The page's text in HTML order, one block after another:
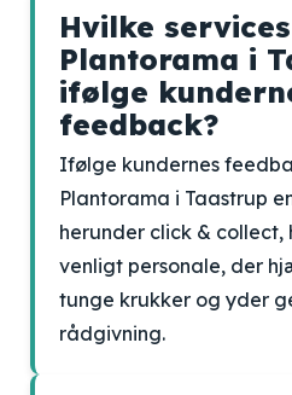
Hvilke
Plantorama i
ifølge
feedback?
Ifølge kundernes
Plantorama i Taastrup
herunder click &
venligt personale, der
tunge krukker og yder
rådgivning.